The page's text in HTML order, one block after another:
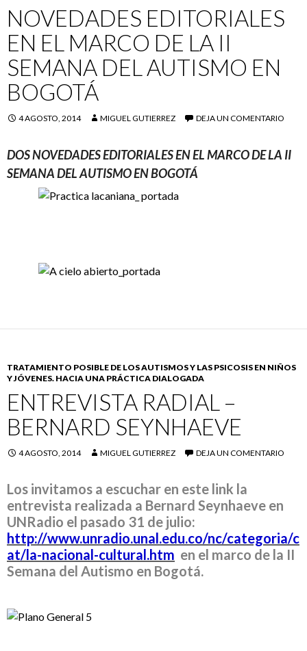
NOVEDADES EDITORIALES
EN EL MARCO DE LA II
SEMANA DEL AUTISMO EN
BOGOTÁ
4 AGOSTO, 2014 MIGUEL GUTIERREZ DEJA UN COMENTARIO
DOS NOVEDADES EDITORIALES EN EL MARCO DE LA II
SEMANA DEL AUTISMO EN BOGOTÁ
TRATAMIENTO POSIBLE DE LOS AUTISMOS Y LAS PSICOSIS EN NIÑOS
Y JÓVENES. HACIA UNA PRÁCTICA DIALOGADA
ENTREVISTA RADIAL –
BERNARD SEYNHAEVE
4 AGOSTO, 2014 MIGUEL GUTIERREZ DEJA UN COMENTARIO
Los invitamos a escuchar en este link la
entrevista realizada a Bernard Seynhaeve en
UNRadio el pasado 31 de julio:
http://www.unradio.unal.edu.co/nc/categoria/c
at/la-nacional-cultural.htm en el marco de la II
Semana del Autismo en Bogotá.